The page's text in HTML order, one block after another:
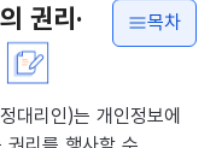
권리·
목차
대리인)는 개인정보에